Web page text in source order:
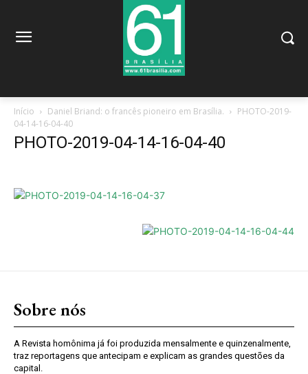
Início Daniel Briand: o francês pioneiro em Brasília.
PHOTO-2019-
04-14-16-04-40
PHOTO-2019-04-14-16-04-40
Sobre nós
A Revista homônima já foi produzida mensalmente e quinzenalmente,
traz reportagens que antecipam e explicam as grandes questões da
capital.